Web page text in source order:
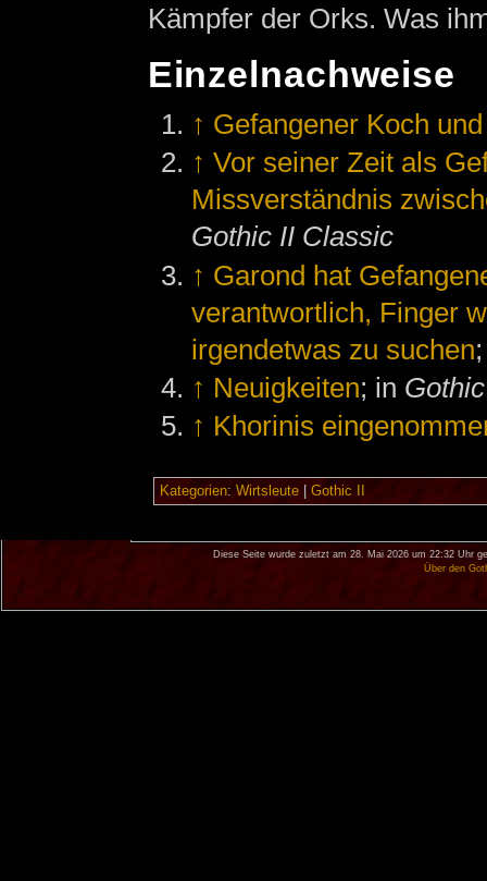
Kämpfer der Orks. Was
Einzelnachweise
↑ Gefangener Koch
↑ Vor seiner Zeit als
Missverständnis
Gothic II Classic
↑ Garond hat
verantwortlich, Finger
irgendetwas zu suchen
↑ Neuigkeiten; in
↑ Khorinis
Kategorien: Wirtsleute| Gothic II
Diese Seite wurde zuletzt am 28. Mai 2026 um 22:32 Uhr
Über den